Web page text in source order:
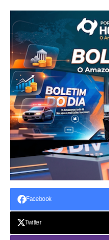
Facebook
Twitter